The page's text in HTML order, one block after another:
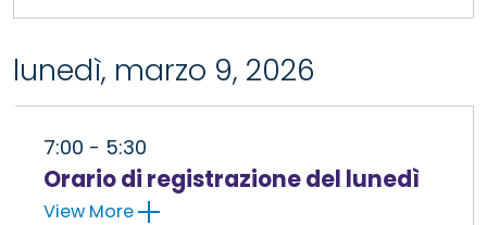
lunedì, marzo 9, 2026
7:00 - 5:30
Orario di registrazione del lunedì
View More